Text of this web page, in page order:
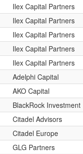
Ilex Capital Partners
Ilex Capital Partners
Ilex Capital Partners
Ilex Capital Partners
Ilex Capital Partners
Adelphi Capital
AKO Capital
BlackRock
Citadel Advisors
Citadel Europe
GLG Partners